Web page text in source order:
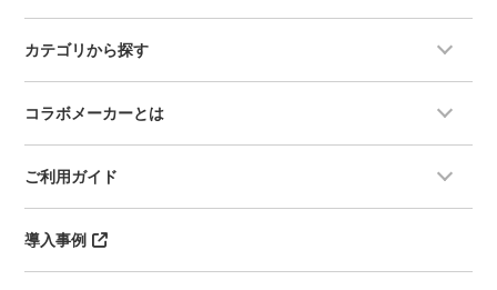
カテゴリから探す
コラボメーカーとは
ご利用ガイド
導入事例